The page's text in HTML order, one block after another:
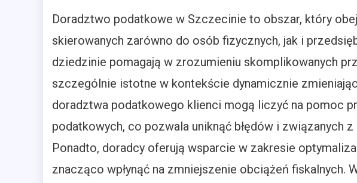
Doradztwo podatkowe w Szczecinie to obszar, który
skierowanych zarówno do osób fizycznych, jak i
dziedzinie pomagają w zrozumieniu skomplikowanych
szczególnie istotne w kontekście dynamicznie
doradztwa podatkowego klienci mogą liczyć na pomoc
podatkowych, co pozwala uniknąć błędów i związanych
Ponadto, doradcy oferują wsparcie w zakresie
znacząco wpłynąć na zmniejszenie obciążeń fiskalnych.